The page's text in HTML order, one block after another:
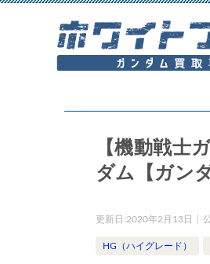
【機動戦士
ダム【ガン
更新日:2020年2月13日
HG（ハイグレード）